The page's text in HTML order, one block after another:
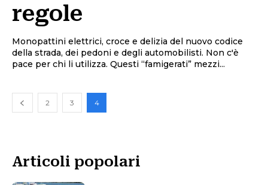
regole
Monopattini elettrici, croce e delizia del nuovo codice
della strada, dei pedoni e degli automobilisti. Non c'è
pace per chi li utilizza. Questi “famigerati” mezzi...
2 3 4
Articoli popolari